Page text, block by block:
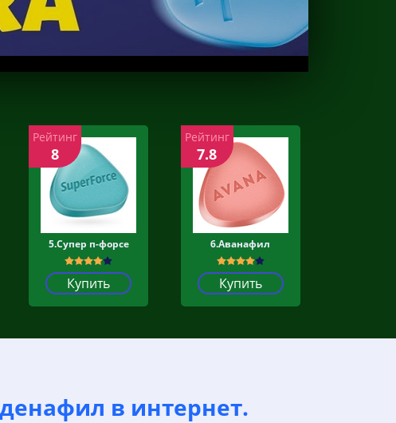
5.Супер п-форсе
Купить
Рейтинг
8
6.Аванафил
Купить
Рейтинг
7.8
в интернет.